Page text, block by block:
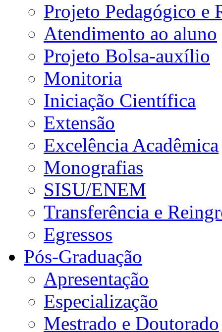
Projeto Pedagógico e
Atendimento ao aluno
Projeto Bolsa-auxílio
Monitoria
Iniciação Científica
Extensão
Excelência Acadêmica
Monografias
SISU/ENEM
Transferência e
Egressos
Pós-Graduação
Apresentação
Especialização
Mestrado e Doutorado